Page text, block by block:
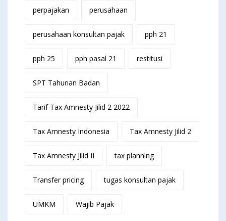
perpajakan perusahaan
perusahaan konsultan pajak pph 21
pph 25 pph pasal 21 restitusi
SPT Tahunan Badan
Tarif Tax Amnesty Jilid 2 2022
Tax Amnesty Indonesia Tax Amnesty Jilid 2
Tax Amnesty Jilid II tax planning
Transfer pricing tugas konsultan pajak
UMKM Wajib Pajak